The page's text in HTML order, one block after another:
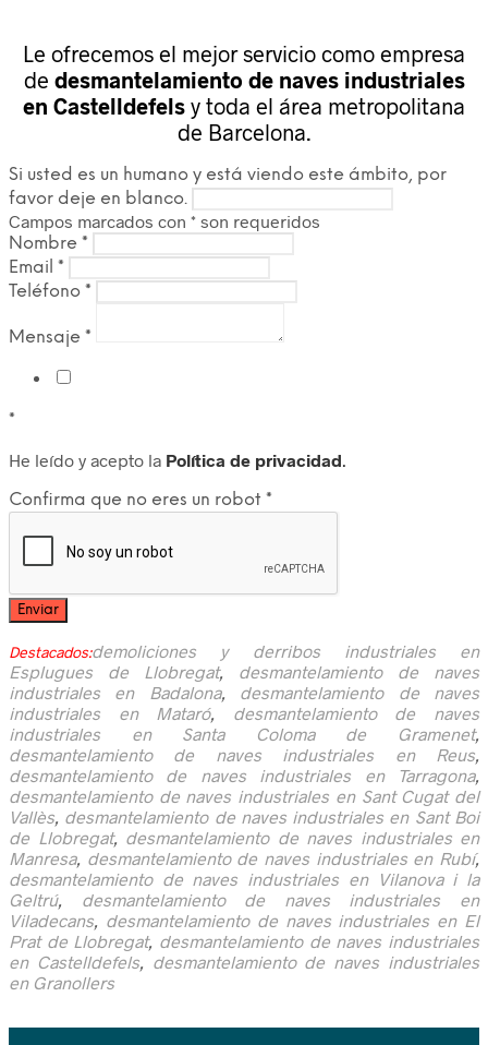
Le ofrecemos el mejor servicio como empresa
de desmantelamiento de naves industriales
en Castelldefels y toda el área metropolitana
de Barcelona.
Si usted es un humano y está viendo este ámbito, por
favor deje en blanco.
Campos marcados con * son requeridos
Nombre *
Email *
Teléfono *
Mensaje *
*
He leído y acepto la Política de privacidad.
Confirma que no eres un robot *
Destacados:demoliciones y derribos industriales en
Esplugues de Llobregat, desmantelamiento de naves
industriales en Badalona, desmantelamiento de naves
industriales en Mataró, desmantelamiento de naves
industriales en Santa Coloma de Gramenet,
desmantelamiento de naves industriales en Reus,
desmantelamiento de naves industriales en Tarragona,
desmantelamiento de naves industriales en Sant Cugat del
Vallès, desmantelamiento de naves industriales en Sant Boi
de Llobregat, desmantelamiento de naves industriales en
Manresa, desmantelamiento de naves industriales en Rubí,
desmantelamiento de naves industriales en Vilanova i la
Geltrú, desmantelamiento de naves industriales en
Viladecans, desmantelamiento de naves industriales en El
Prat de Llobregat, desmantelamiento de naves industriales
en Castelldefels, desmantelamiento de naves industriales
en Granollers